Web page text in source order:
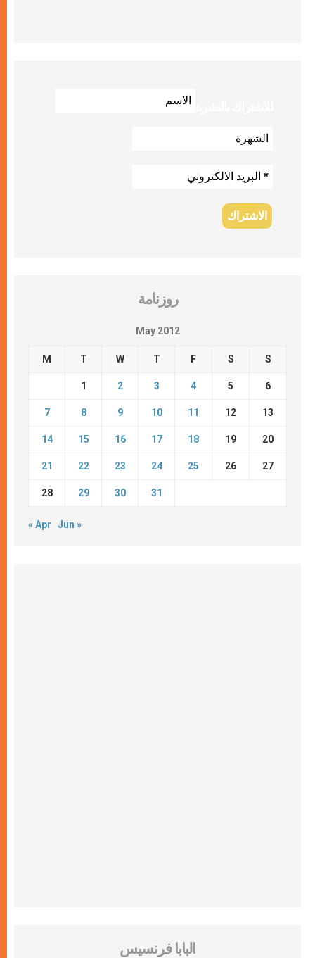
روزنامة
May 2012
M T W T F S S
1 2 3 4 5 6
7 8 9 10 11 12 13
14 15 16 17 18 19 20
21 22 23 24 25 26 27
28 29 30 31
« Apr Jun »
البابا فرنسيس